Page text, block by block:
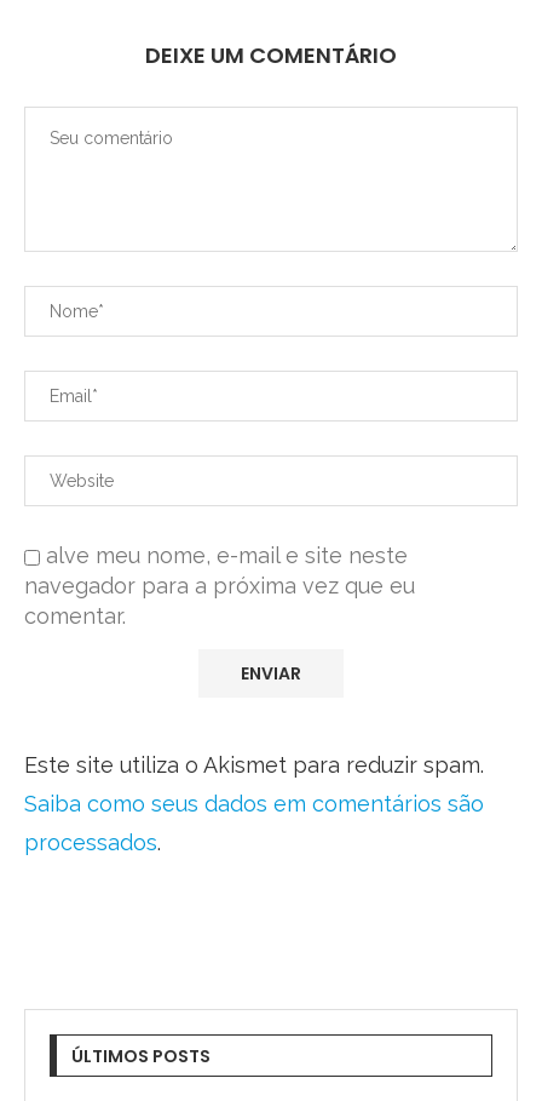
DEIXE UM COMENTÁRIO
alve meu nome, e-mail e site neste
navegador para a próxima vez que eu
comentar.
Este site utiliza o Akismet para reduzir spam.
Saiba como seus dados em comentários são
processados.
ÚLTIMOS POSTS